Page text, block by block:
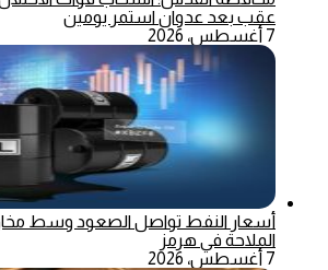
عقب بعد عدوان استمر يومين
7 أغسطس، 2026
أسعار النفط تواصل الصعود وسط
الملاحة في هرمز
7 أغسطس، 2026